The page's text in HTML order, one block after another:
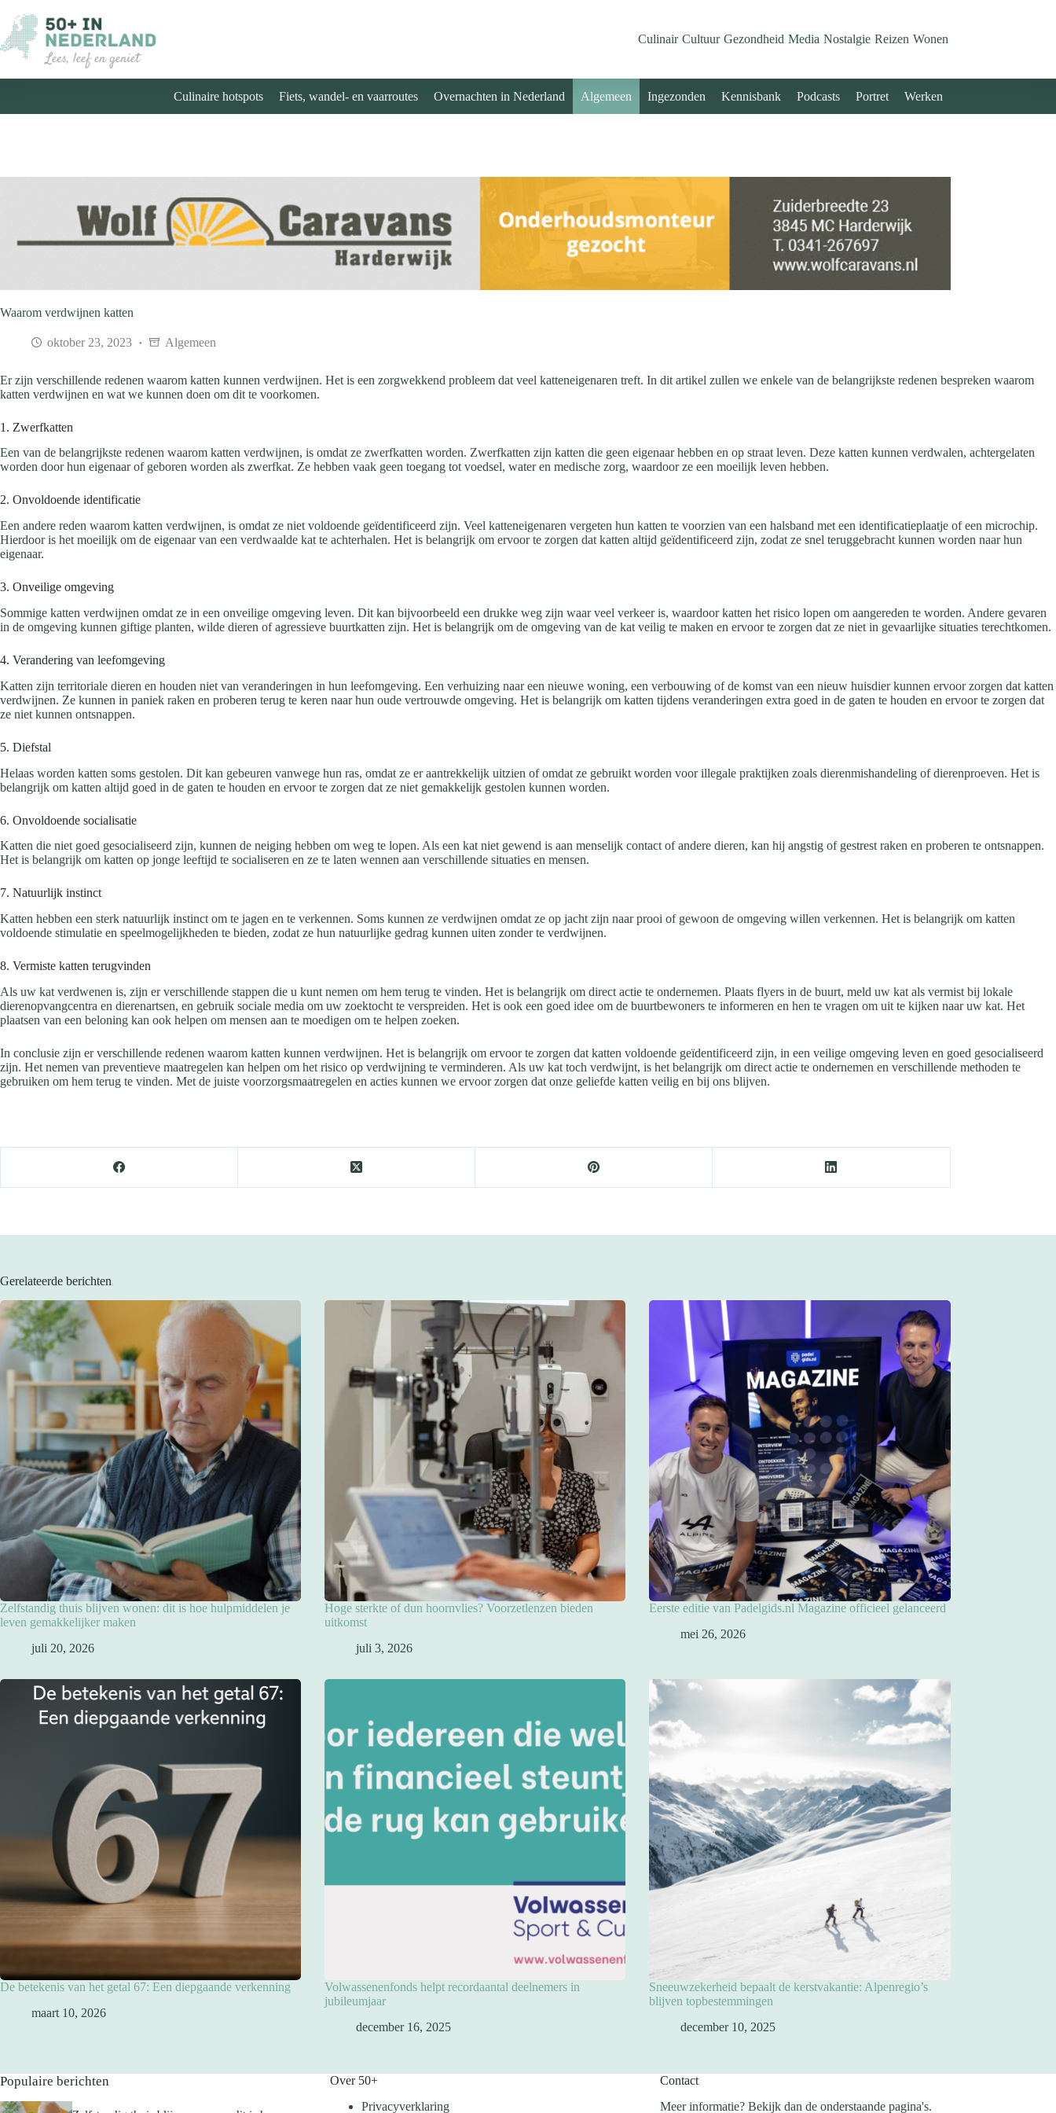
naar
de
inhoud
Culinair Cultuur Gezondheid Media Nostalgie Reizen Wonen
Culinaire hotspots Fiets, wandel- en vaarroutes Overnachten in Nederland Algemeen Ingezonden Kennisbank Podcasts Portret Werken
Waarom verdwijnen katten
oktober 23, 2023 Algemeen
Er zijn verschillende redenen waarom katten kunnen verdwijnen. Het is een zorgwekkend probleem dat veel katteneigenaren treft. In dit artikel zullen we enkele van de belangrijkste redenen bespreken waarom
katten verdwijnen en wat we kunnen doen om dit te voorkomen.
1. Zwerfkatten
Een van de belangrijkste redenen waarom katten verdwijnen, is omdat ze zwerfkatten worden. Zwerfkatten zijn katten die geen eigenaar hebben en op straat leven. Deze katten kunnen verdwalen, achtergelaten
worden door hun eigenaar of geboren worden als zwerfkat. Ze hebben vaak geen toegang tot voedsel, water en medische zorg, waardoor ze een moeilijk leven hebben.
2. Onvoldoende identificatie
Een andere reden waarom katten verdwijnen, is omdat ze niet voldoende geïdentificeerd zijn. Veel katteneigenaren vergeten hun katten te voorzien van een halsband met een identificatieplaatje of een microchip.
Hierdoor is het moeilijk om de eigenaar van een verdwaalde kat te achterhalen. Het is belangrijk om ervoor te zorgen dat katten altijd geïdentificeerd zijn, zodat ze snel teruggebracht kunnen worden naar hun
eigenaar.
3. Onveilige omgeving
Sommige katten verdwijnen omdat ze in een onveilige omgeving leven. Dit kan bijvoorbeeld een drukke weg zijn waar veel verkeer is, waardoor katten het risico lopen om aangereden te worden. Andere gevaren
in de omgeving kunnen giftige planten, wilde dieren of agressieve buurtkatten zijn. Het is belangrijk om de omgeving van de kat veilig te maken en ervoor te zorgen dat ze niet in gevaarlijke situaties terechtkomen.
4. Verandering van leefomgeving
Katten zijn territoriale dieren en houden niet van veranderingen in hun leefomgeving. Een verhuizing naar een nieuwe woning, een verbouwing of de komst van een nieuw huisdier kunnen ervoor zorgen dat katten
verdwijnen. Ze kunnen in paniek raken en proberen terug te keren naar hun oude vertrouwde omgeving. Het is belangrijk om katten tijdens veranderingen extra goed in de gaten te houden en ervoor te zorgen dat
ze niet kunnen ontsnappen.
5. Diefstal
Helaas worden katten soms gestolen. Dit kan gebeuren vanwege hun ras, omdat ze er aantrekkelijk uitzien of omdat ze gebruikt worden voor illegale praktijken zoals dierenmishandeling of dierenproeven. Het is
belangrijk om katten altijd goed in de gaten te houden en ervoor te zorgen dat ze niet gemakkelijk gestolen kunnen worden.
6. Onvoldoende socialisatie
Katten die niet goed gesocialiseerd zijn, kunnen de neiging hebben om weg te lopen. Als een kat niet gewend is aan menselijk contact of andere dieren, kan hij angstig of gestrest raken en proberen te ontsnappen.
Het is belangrijk om katten op jonge leeftijd te socialiseren en ze te laten wennen aan verschillende situaties en mensen.
7. Natuurlijk instinct
Katten hebben een sterk natuurlijk instinct om te jagen en te verkennen. Soms kunnen ze verdwijnen omdat ze op jacht zijn naar prooi of gewoon de omgeving willen verkennen. Het is belangrijk om katten
voldoende stimulatie en speelmogelijkheden te bieden, zodat ze hun natuurlijke gedrag kunnen uiten zonder te verdwijnen.
8. Vermiste katten terugvinden
Als uw kat verdwenen is, zijn er verschillende stappen die u kunt nemen om hem terug te vinden. Het is belangrijk om direct actie te ondernemen. Plaats flyers in de buurt, meld uw kat als vermist bij lokale
dierenopvangcentra en dierenartsen, en gebruik sociale media om uw zoektocht te verspreiden. Het is ook een goed idee om de buurtbewoners te informeren en hen te vragen om uit te kijken naar uw kat. Het
plaatsen van een beloning kan ook helpen om mensen aan te moedigen om te helpen zoeken.
In conclusie zijn er verschillende redenen waarom katten kunnen verdwijnen. Het is belangrijk om ervoor te zorgen dat katten voldoende geïdentificeerd zijn, in een veilige omgeving leven en goed gesocialiseerd
zijn. Het nemen van preventieve maatregelen kan helpen om het risico op verdwijning te verminderen. Als uw kat toch verdwijnt, is het belangrijk om direct actie te ondernemen en verschillende methoden te
gebruiken om hem terug te vinden. Met de juiste voorzorgsmaatregelen en acties kunnen we ervoor zorgen dat onze geliefde katten veilig en bij ons blijven.
Gerelateerde berichten
Zelfstandig thuis blijven wonen: dit is hoe hulpmiddelen je
leven gemakkelijker maken
juli 20, 2026
Hoge sterkte of dun hoornvlies? Voorzetlenzen bieden
uitkomst
juli 3, 2026
Eerste editie van Padelgids.nl Magazine officieel gelanceerd
mei 26, 2026
De betekenis van het getal 67: Een diepgaande verkenning
maart 10, 2026
Volwassenenfonds helpt recordaantal deelnemers in
jubileumjaar
december 16, 2025
Sneeuwzekerheid bepaalt de kerstvakantie: Alpenregio’s
blijven topbestemmingen
december 10, 2025
Populaire berichten
Over 50+
Privacyverklaring
Contact
Meer informatie? Bekijk dan de onderstaande pagina's.